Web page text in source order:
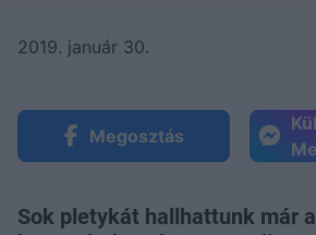
2019. január 30.
Megosztás
Sok pletykát hallhattunk már